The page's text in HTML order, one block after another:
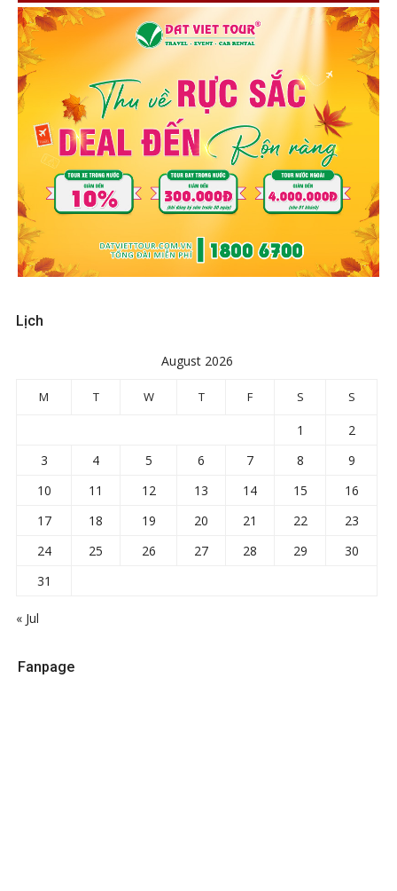
Lịch
August 2026
M T W T F S S
1
2
3
4 5 6 7 8
9
10
11 12 13 14 15
16
17
18 19 20 21 22
23
24
25 26 27 28 29
30
31
« Jul
Fanpage